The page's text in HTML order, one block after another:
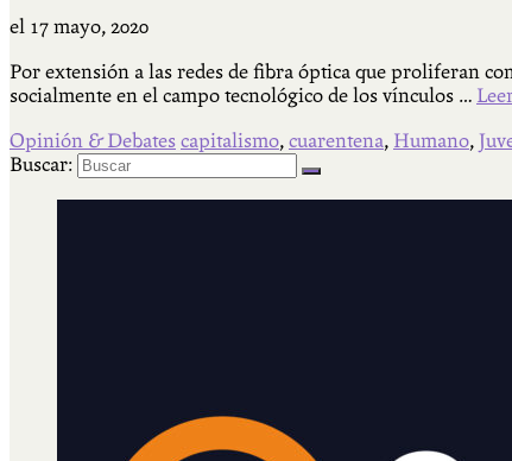
el 17 mayo, 2020
Por extensión a las redes de fibra óptica que proliferan
socialmente en el campo tecnológico de los vínculos …
Opinión & Debates capitalismo, cuarentena, Humano,
Buscar: